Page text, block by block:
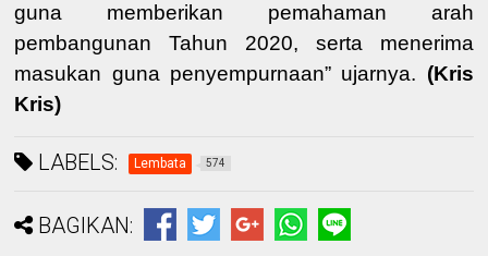
guna memberikan pemahaman arah
pembangunan Tahun 2020, serta menerima
masukan guna penyempurnaan” ujarnya. (Kris
Kris)
LABELS: Lembata 574
BAGIKAN: